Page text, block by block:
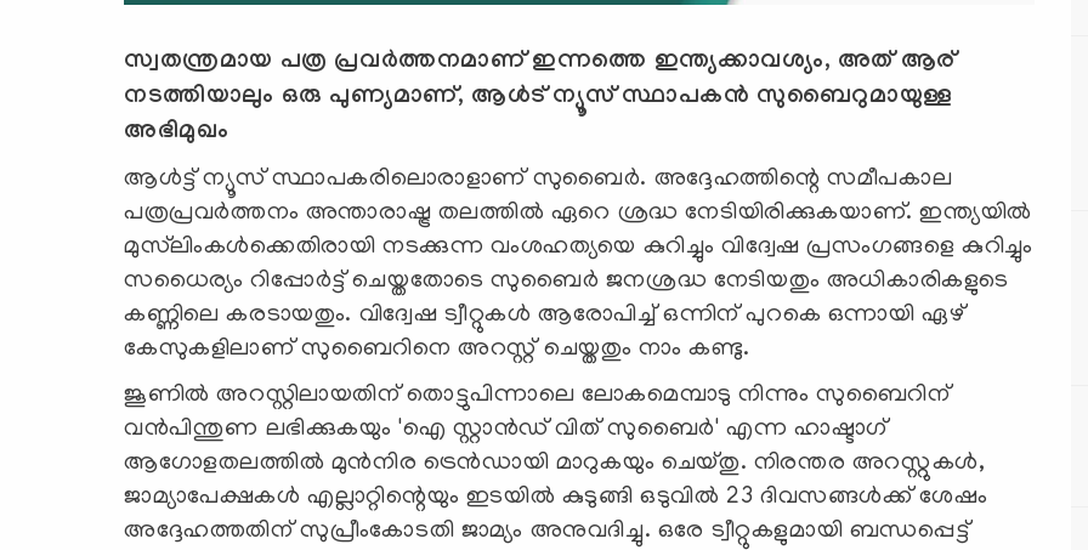
സ്വതന്ത്രമായ പത്ര പ്രവര്‍ത്തനമാണ് ഇന്നത്തെ ഇന്ത്യക്കാവശ്യം, അത് ആര്
നടത്തിയാലും ഒരു പുണ്യമാണ്, ആള്‍ട് ന്യൂസ് സ്ഥാപകന്‍ സുബൈറുമായുള്ള
അഭിമുഖം
ആള്‍ട്ട് ന്യൂസ് സ്ഥാപകരിലൊരാളാണ് സുബൈര്‍. അദ്ദേഹത്തിന്റെ സമീപകാല
പത്രപ്രവര്‍ത്തനം അന്താരാഷ്ട്ര തലത്തില്‍ ഏറെ ശ്രദ്ധ നേടിയിരിക്കുകയാണ്. ഇന്ത്യയില്‍
മുസ്‌ലിംകള്‍ക്കെതിരായി നടക്കുന്ന വംശഹത്യയെ കുറിച്ചും വിദ്വേഷ പ്രസംഗങ്ങളെ കുറിച്ചും
സധൈര്യം റിപ്പോര്‍ട്ട് ചെയ്തതോടെ സുബൈര്‍ ജനശ്രദ്ധ നേടിയതും അധികാരികളുടെ
കണ്ണിലെ കരടായതും. വിദ്വേഷ ട്വീറ്റുകള്‍ ആരോപിച്ച് ഒന്നിന് പുറകെ ഒന്നായി ഏഴ്
കേസുകളിലാണ് സുബൈറിനെ അറസ്റ്റ് ചെയ്തതും നാം കണ്ടു.
ജൂണില്‍ അറസ്റ്റിലായതിന് തൊട്ടുപിന്നാലെ ലോകമെമ്പാടു നിന്നും സുബൈറിന്
വന്‍പിന്തുണ ലഭിക്കുകയും 'ഐ സ്റ്റാന്‍ഡ് വിത് സുബൈര്‍' എന്ന ഹാഷ്ടാഗ്
ആഗോളതലത്തില്‍ മുന്‍നിര ട്രെന്‍ഡായി മാറുകയും ചെയ്തു. നിരന്തര അറസ്റ്റുകള്‍,
ജാമ്യാപേക്ഷകള്‍ എല്ലാറ്റിന്റെയും ഇടയില്‍ കുടുങ്ങി ഒടുവില്‍ 23 ദിവസങ്ങള്‍ക്ക് ശേഷം
അദ്ദേഹത്തതിന് സുപ്രീംകോടതി ജാമ്യം അനുവദിച്ചു. ഒരേ ട്വീറ്റുകളുമായി ബന്ധപ്പെട്ട്